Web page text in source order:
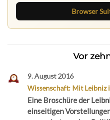
Browser
Vor
9. August 2016
Wissenschaft: Mit Leibniz
Eine Broschüre der
einseitigen